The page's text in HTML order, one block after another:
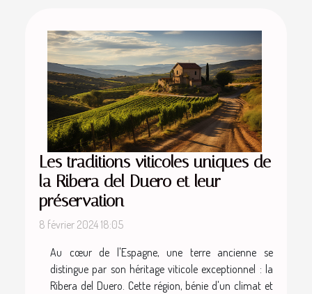
Les traditions viticoles uniques de
la Ribera del Duero et leur
préservation
8 février 2024 18:05
Au cœur de l'Espagne, une terre ancienne se
distingue par son héritage viticole exceptionnel : la
Ribera del Duero. Cette région, bénie d'un climat et